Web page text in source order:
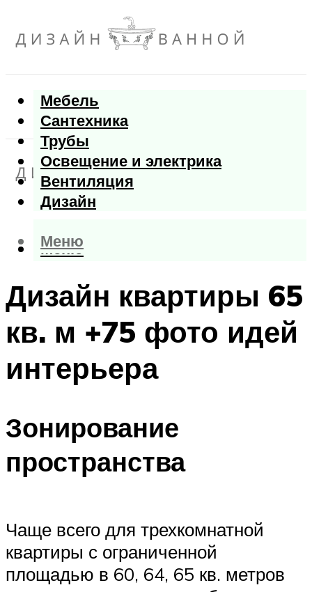
Мебель
Сантехника
Трубы
Освещение и электрика
Вентиляция
Дизайн
Меню
Меню
Дизайн квартиры 65
кв. м +75 фото идей
интерьера
Зонирование
пространства
Чаще всего для трехкомнатной
квартиры с ограниченной
площадью в 60, 64, 65 кв. метров